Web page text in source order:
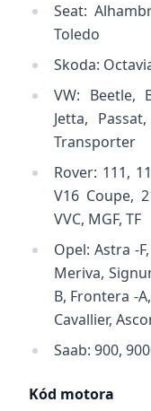
Seat:
Toledo
Skoda:
VW: Beetle,
Jetta,
Transporter
Rover: 111,
V16 Coupe,
VVC, MGF, TF
Opel: Astra -
Meriva,
B, Frontera -
Cavallier,
Saab: 900,
Kód motora